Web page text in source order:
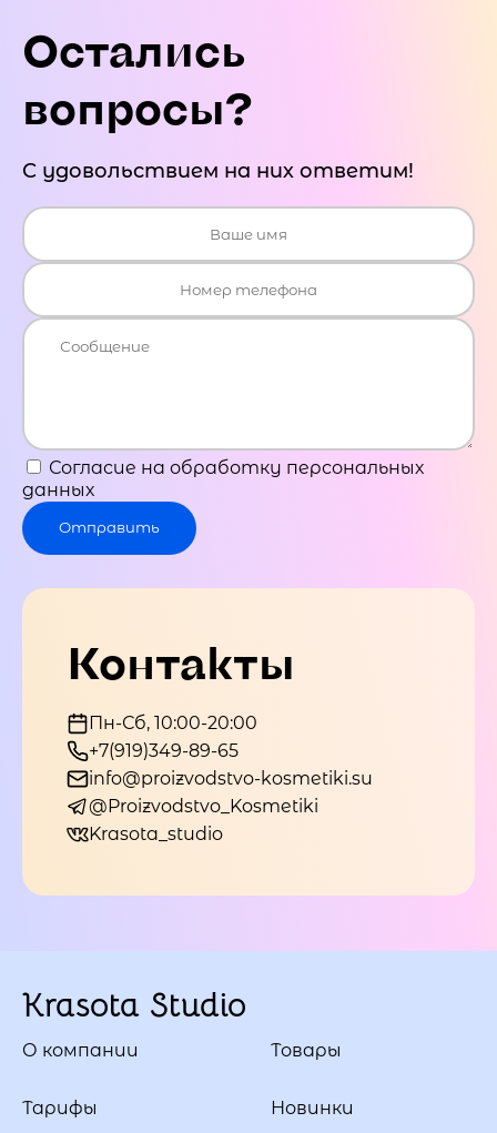
Остались
вопросы?
С удовольствием на них ответим!
Согласие на обработку персональных
данных
Отправить
Контакты
Пн-Сб, 10:00-20:00
+7(919)349-89-65
info@proizvodstvo-kosmetiki.su
@Proizvodstvo_Kosmetiki
Krasota_studio
Krasota Studio
О компании Товары
Тарифы Новинки